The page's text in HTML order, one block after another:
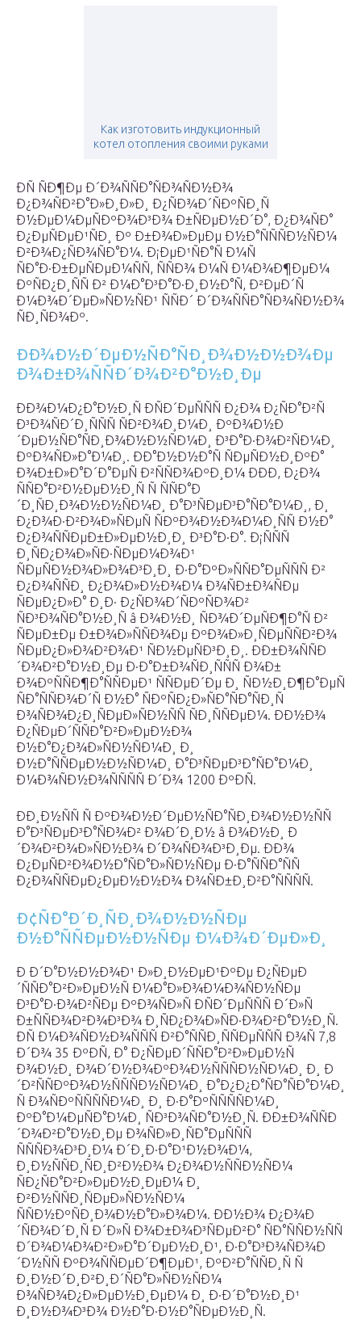
Как изготовить индукционный
котел отопления своими руками
ÐÑ ÑÐ¶Ðµ Ð´Ð¾ÑÑÐ°ÑÐ¾ÑÐ½Ð¾
Ð¿Ð¾ÑÐ²Ð°Ð»Ð¸Ð»Ð¸ Ð¿ÑÐ¾Ð´ÑÐºÑÐ¸Ñ
Ð½ÐµÐ¼ÐµÑÐºÐ¾Ð³Ð¾ Ð±ÑÐµÐ½Ð´Ð°, Ð¿Ð¾ÑÐ°
Ð¿ÐµÑÐµÐ¹ÑÐ¸ Ðº Ð±Ð¾Ð»ÐµÐµ Ð½Ð°ÑÑÑÐ½ÑÐ¼
Ð²Ð¾Ð¿ÑÐ¾ÑÐ°Ð¼. Ð¡ÐµÐ¹ÑÐ°Ñ Ð¼Ñ
ÑÐ°Ð·Ð±ÐµÑÐµÐ¼ÑÑ, ÑÑÐ¾ Ð¼Ñ Ð¼Ð¾Ð¶ÐµÐ¼
ÐºÑÐ¿Ð¸ÑÑ Ð² Ð¼Ð°Ð³Ð°Ð·Ð¸Ð½Ð°Ñ, Ð²ÐµÐ´Ñ
Ð¼Ð¾Ð´ÐµÐ»ÑÐ½ÑÐ¹ ÑÑÐ´ Ð´Ð¾ÑÑÐ°ÑÐ¾ÑÐ½Ð¾
ÑÐ¸ÑÐ¾Ðº.
ÐÐ¾Ð½Ð´ÐµÐ½ÑÐ°ÑÐ¸Ð¾Ð½Ð½Ð¾Ðµ
Ð¾Ð±Ð¾ÑÑÐ´Ð¾Ð²Ð°Ð½Ð¸Ðµ
ÐÐ¾Ð¼Ð¿Ð°Ð½Ð¸Ñ ÐÑÐ´ÐµÑÑÑ Ð¿Ð¾ Ð¿ÑÐ°Ð²Ñ
Ð³Ð¾ÑÐ´Ð¸ÑÑÑ ÑÐ²Ð¾Ð¸Ð¼Ð¸ ÐºÐ¾Ð½Ð
´ÐµÐ½ÑÐ°ÑÐ¸Ð¾Ð½Ð½ÑÐ¼Ð¸ Ð³Ð°Ð·Ð¾Ð²ÑÐ¼Ð¸
ÐºÐ¾ÑÐ»Ð°Ð¼Ð¸. ÐÐ°Ð½Ð½Ð°Ñ ÑÐµÑÐ½Ð¸ÐºÐ°
Ð¾Ð±Ð»Ð°Ð´Ð°ÐµÑ Ð²ÑÑÐ¾ÐºÐ¸Ð¼ ÐÐÐ, Ð¿Ð¾
ÑÑÐ°Ð²Ð½ÐµÐ½Ð¸Ñ Ñ ÑÑÐ°Ð
´Ð¸ÑÐ¸Ð¾Ð½Ð½ÑÐ¼Ð¸ Ð°Ð³ÑÐµÐ³Ð°ÑÐ°Ð¼Ð¸, Ð¸
Ð¿Ð¾Ð·Ð²Ð¾Ð»ÑÐµÑ ÑÐºÐ¾Ð½Ð¾Ð¼Ð¸ÑÑ Ð½Ð°
Ð¿Ð¾ÑÑÐµÐ±Ð»ÐµÐ½Ð¸Ð¸ Ð³Ð°Ð·Ð°. Ð¡ÑÑÑ
Ð¸ÑÐ¿Ð¾Ð»ÑÐ·ÑÐµÐ¼Ð¾Ð¹
ÑÐµÑÐ½Ð¾Ð»Ð¾Ð³Ð¸Ð¸ Ð·Ð°ÐºÐ»ÑÑÐ°ÐµÑÑÑ Ð²
Ð¿Ð¾ÑÑÐ¸ Ð¿Ð¾Ð»Ð½Ð¾Ð¼ Ð¾ÑÐ±Ð¾ÑÐµ
ÑÐµÐ¿Ð»Ð° Ð¸Ð· Ð¿ÑÐ¾Ð´ÑÐºÑÐ¾Ð²
ÑÐ³Ð¾ÑÐ°Ð½Ð¸Ñ â Ð¾Ð½Ð¸ ÑÐ¾Ð´ÐµÑÐ¶Ð°Ñ Ð²
ÑÐµÐ±Ðµ Ð±Ð¾Ð»ÑÑÐ¾Ðµ ÐºÐ¾Ð»Ð¸ÑÐµÑÑÐ²Ð¾
ÑÐµÐ¿Ð»Ð¾Ð²Ð¾Ð¹ ÑÐ½ÐµÑÐ³Ð¸Ð¸. ÐÐ±Ð¾ÑÑÐ
´Ð¾Ð²Ð°Ð½Ð¸Ðµ Ð·Ð°Ð±Ð¾ÑÐ¸ÑÑÑ Ð¾Ð±
Ð¾ÐºÑÑÐ¶Ð°ÑÑÐµÐ¹ ÑÑÐµÐ´Ðµ Ð¸ ÑÐ½Ð¸Ð¶Ð°ÐµÑ
ÑÐ°ÑÑÐ¾Ð´Ñ Ð½Ð° ÑÐºÑÐ¿Ð»ÑÐ°ÑÐ°ÑÐ¸Ñ
Ð¾ÑÐ¾Ð¿Ð¸ÑÐµÐ»ÑÐ½ÑÑ ÑÐ¸ÑÑÐµÐ¼. ÐÐ½Ð¾
Ð¿ÑÐµÐ´ÑÑÐ°Ð²Ð»ÐµÐ½Ð¾
Ð½Ð°Ð¿Ð¾Ð»ÑÐ½ÑÐ¼Ð¸ Ð¸
Ð½Ð°ÑÑÐµÐ½Ð½ÑÐ¼Ð¸ Ð°Ð³ÑÐµÐ³Ð°ÑÐ°Ð¼Ð¸
Ð¼Ð¾ÑÐ½Ð¾ÑÑÑÑ Ð´Ð¾ 1200 ÐºÐÑ.
ÐÐ¸Ð½ÑÑ Ñ ÐºÐ¾Ð½Ð´ÐµÐ½ÑÐ°ÑÐ¸Ð¾Ð½Ð½ÑÑ
Ð°Ð³ÑÐµÐ³Ð°ÑÐ¾Ð² Ð¾Ð´Ð¸Ð½ â Ð¾Ð½Ð¸ Ð
´Ð¾Ð²Ð¾Ð»ÑÐ½Ð¾ Ð´Ð¾ÑÐ¾Ð³Ð¸Ðµ. ÐÐ¾
Ð¿ÐµÑÐ²Ð¾Ð½Ð°ÑÐ°Ð»ÑÐ½ÑÐµ Ð·Ð°ÑÑÐ°ÑÑ
Ð¿Ð¾ÑÑÐµÐ¿ÐµÐ½Ð½Ð¾ Ð¾ÑÐ±Ð¸Ð²Ð°ÑÑÑÑ.
Ð¢ÑÐ°Ð´Ð¸ÑÐ¸Ð¾Ð½Ð½ÑÐµ
Ð½Ð°ÑÑÐµÐ½Ð½ÑÐµ Ð¼Ð¾Ð´ÐµÐ»Ð¸
Ð Ð´Ð°Ð½Ð½Ð¾Ð¹ Ð»Ð¸Ð½ÐµÐ¹ÐºÐµ Ð¿ÑÐµÐ
´ÑÑÐ°Ð²Ð»ÐµÐ½Ñ Ð¼Ð°Ð»Ð¾Ð¼Ð¾ÑÐ½ÑÐµ
Ð³Ð°Ð·Ð¾Ð²ÑÐµ ÐºÐ¾ÑÐ»Ñ ÐÑÐ´ÐµÑÑÑ Ð´Ð»Ñ
Ð±ÑÑÐ¾Ð²Ð¾Ð³Ð¾ Ð¸ÑÐ¿Ð¾Ð»ÑÐ·Ð¾Ð²Ð°Ð½Ð¸Ñ.
ÐÑ Ð¼Ð¾ÑÐ½Ð¾ÑÑÑ Ð²Ð°ÑÑÐ¸ÑÑÐµÑÑÑ Ð¾Ñ 7,8
Ð´Ð¾ 35 ÐºÐÑ, Ð° Ð¿ÑÐµÐ´ÑÑÐ°Ð²Ð»ÐµÐ½Ñ
Ð¾Ð½Ð¸ Ð¾Ð´Ð½Ð¾ÐºÐ¾Ð½ÑÑÑÐ½ÑÐ¼Ð¸ Ð¸ Ð
´Ð²ÑÑÐºÐ¾Ð½ÑÑÑÐ½ÑÐ¼Ð¸ Ð°Ð¿Ð¿Ð°ÑÐ°ÑÐ°Ð¼Ð¸
Ñ Ð¾ÑÐºÑÑÑÑÐ¼Ð¸ Ð¸ Ð·Ð°ÐºÑÑÑÑÐ¼Ð¸
ÐºÐ°Ð¼ÐµÑÐ°Ð¼Ð¸ ÑÐ³Ð¾ÑÐ°Ð½Ð¸Ñ. ÐÐ±Ð¾ÑÑÐ
´Ð¾Ð²Ð°Ð½Ð¸Ðµ Ð¾ÑÐ»Ð¸ÑÐ°ÐµÑÑÑ
ÑÑÑÐ¾Ð³Ð¸Ð¼ Ð´Ð¸Ð·Ð°Ð¹Ð½Ð¾Ð¼,
Ð¸Ð½ÑÑÐ¸ÑÐ¸Ð²Ð½Ð¾ Ð¿Ð¾Ð½ÑÑÐ½ÑÐ¼
ÑÐ¿ÑÐ°Ð²Ð»ÐµÐ½Ð¸ÐµÐ¼ Ð¸
Ð²Ð½ÑÑÐ¸ÑÐµÐ»ÑÐ½ÑÐ¼
ÑÑÐ½ÐºÑÐ¸Ð¾Ð½Ð°Ð»Ð¾Ð¼. ÐÐ½Ð¾ Ð¿Ð¾Ð
´ÑÐ¾Ð´Ð¸Ñ Ð´Ð»Ñ Ð¾Ð±Ð¾Ð³ÑÐµÐ²Ð° ÑÐ°ÑÑÐ½ÑÑ
Ð´Ð¾Ð¼Ð¾Ð²Ð»Ð°Ð´ÐµÐ½Ð¸Ð¹, Ð·Ð°Ð³Ð¾ÑÐ¾Ð
´Ð½ÑÑ ÐºÐ¾ÑÑÐµÐ´Ð¶ÐµÐ¹, ÐºÐ²Ð°ÑÑÐ¸Ñ Ñ
Ð¸Ð½Ð´Ð¸Ð²Ð¸Ð´ÑÐ°Ð»ÑÐ½ÑÐ¼
Ð¾ÑÐ¾Ð¿Ð»ÐµÐ½Ð¸ÐµÐ¼ Ð¸ Ð·Ð´Ð°Ð½Ð¸Ð¹
Ð¸Ð½Ð¾Ð³Ð¾ Ð½Ð°Ð·Ð½Ð°ÑÐµÐ½Ð¸Ñ.